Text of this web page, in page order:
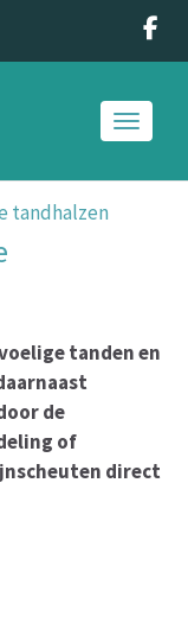
tandhalzen
tanden en
de
of
direct